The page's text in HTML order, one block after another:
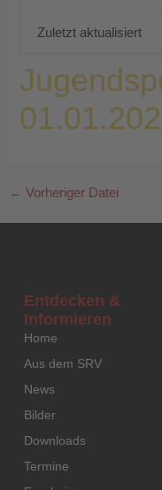
Zuletzt aktualisiert
← Vorheriger Datei
Entdecken &
Informieren
Home
Aus dem SRV
News
Bilder
Downloads
Termine